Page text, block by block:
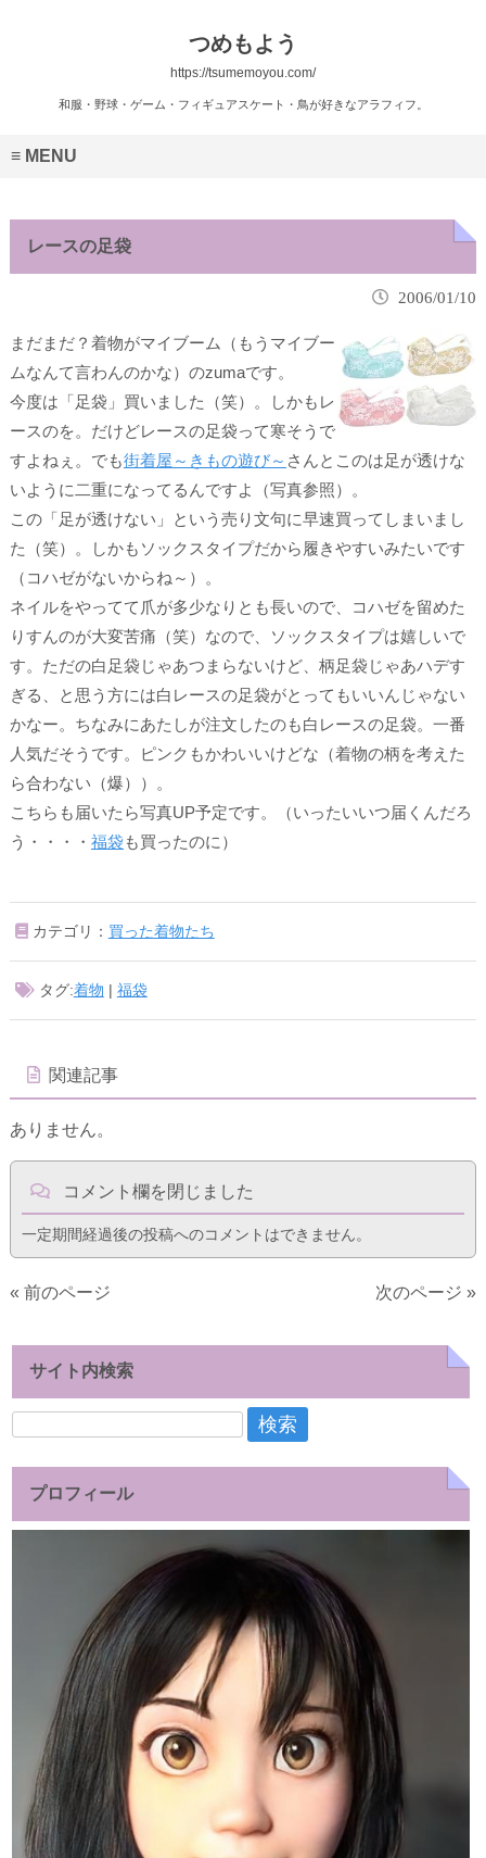
つめもよう
https://tsumemoyou.com/
和服・野球・ゲーム・フィギュアスケート・鳥が好きなアラフィフ。
MENU
レースの足袋
2006/01/10
まだまだ？着物がマイブーム（もうマイブー
ムなんて言わんのかな）のzumaです。
今度は 「足袋」 買いました（笑）。しかもレ
ースのを。だけどレースの足袋って寒そう で
すよねぇ。でも街着屋～きもの遊び～ さんとこのは足が透けな
いように 二重になってるんですよ（写真参照）。
この「足が透けない」という売り文句に早速買ってしまいまし
た（笑）。しかも ソックスタイプだから履きやすいみたいです
（コハゼがないからね～）。
ネイルをやってて爪が多少なりとも長いので、コハゼを留めた
りすんのが大変苦痛（笑）なので、ソックスタイプは嬉しいで
す。ただの白足袋じゃあつまらないけど、柄足袋じゃあハデす
ぎる、と思う方には白レースの足袋がとってもいいんじゃない
かなー。ちなみにあたしが注文したのも白レースの足袋。一番
人気だそうです。ピンクもかわいいけどな（着物の柄を考えた
ら合わない （爆））。
こちらも届いたら写真UP予定です。（いったいいつ届くんだろ
う・・・・ 福袋 も買ったのに）
カテゴリ： 買った着物たち
タグ:着物 | 福袋
関連記事
ありません。
コメント欄を閉じました
一定期間経過後の投稿へのコメントはできません。
« 前のページ 次のページ »
サイト内検索
検
プロフィール